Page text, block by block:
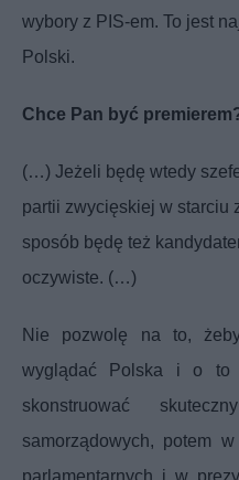
wybory z PIS-em. To jest
Polski.
Chce Pan być
(…) Jeżeli będę wtedy
partii zwycięskiej w starciu
sposób będę też
oczywiste. (…)
Nie pozwolę na to,
wyglądać Polska i o to
skonstruować
samorządowych, potem
parlamentarnych i w